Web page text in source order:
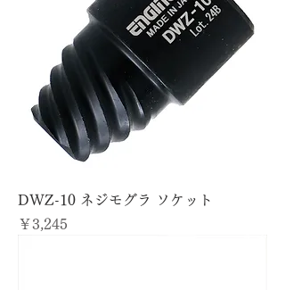
DWZ-10 ネジモグラ ソケット
価格
￥3,245